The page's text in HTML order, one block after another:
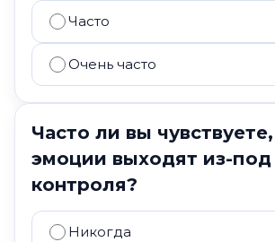
Часто
Очень часто
Часто ли вы
эмоции выходят из-под
контроля?
Никогда